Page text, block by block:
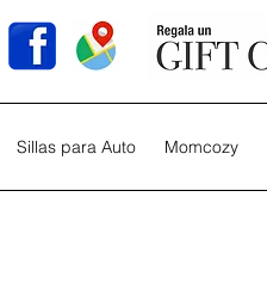
Sillas para Auto Momcozy